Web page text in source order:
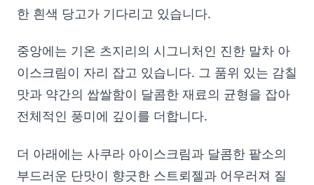
한 흰색 당고가 기다리고 있습니다.
중앙에는 기온 츠지리의 시그니처인 진한 말차 아
이스크림이 자리 잡고 있습니다. 그 품위 있는 감칠
맛과 약간의 쌉쌀함이 달콤한 재료의 균형을 잡아
전체적인 풍미에 깊이를 더합니다.
더 아래에는 사쿠라 아이스크림과 달콤한 팥소의
부드러운 단맛이 향긋한 스트뢰젤과 어우러져 질